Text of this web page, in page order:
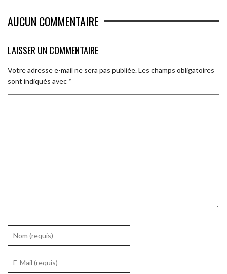
AUCUN COMMENTAIRE
LAISSER UN COMMENTAIRE
Votre adresse e-mail ne sera pas publiée.Les champs obligatoires
sont indiqués avec *